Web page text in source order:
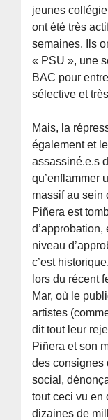
jeunes
ont été très
semaines. Ils
« PSU », une
BAC pour
sélective et
Mais, la
également et
assassiné.e.s
qu’enflammer
massif au sein
Piñera est
d’approbation,
niveau
c’est
lors du récent
Mar, où le
artistes
dit tout leur
Piñera et son
des consignes
social,
tout ceci vu en
dizaines de